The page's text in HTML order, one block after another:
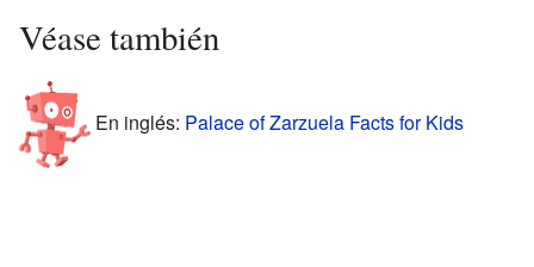
Véase también
En inglés: Palace of Zarzuela Facts for Kids